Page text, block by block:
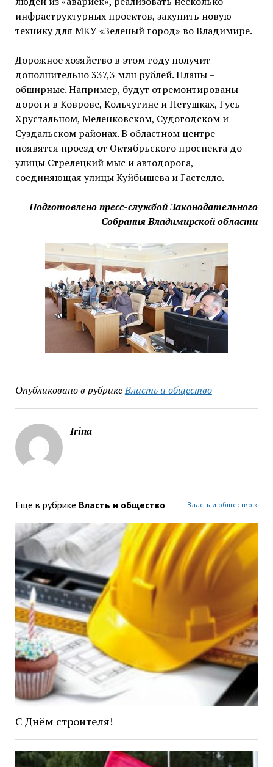
инфраструктурных проектов, закупить новую
технику для МКУ «Зеленый город» во Владимире.
Дорожное хозяйство в этом году получит
дополнительно 337,3 млн рублей. Планы –
обширные. Например, будут отремонтированы
дороги в Коврове, Кольчугине и Петушках, Гусь-
Хрустальном, Меленковском, Судогодском и
Суздальском районах. В областном центре
появятся проезд от Октябрьского проспекта до
улицы Стрелецкий мыс и автодорога,
соединяющая улицы Куйбышева и Гастелло.
Подготовлено пресс-службой Законодательного
Собрания Владимирской области
Опубликовано в рубрикеВласть и общество
Irina
Еще в рубрике Власть и общество Власть и общество »
С Днём строителя!